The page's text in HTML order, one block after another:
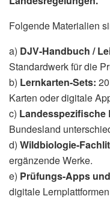
Folgende Materialien
a) DJV-Handbuch /
Standardwerk für die
b) Lernkarten-Sets:
Karten oder digitale
c) Landesspezifische
Bundesland
d) Wildbiologie-
ergänzende Werke.
e) Prüfungs-Apps
digitale